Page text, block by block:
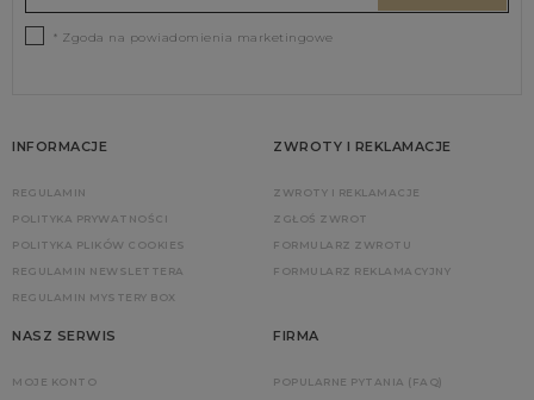
* Zgoda na powiadomienia marketingowe
INFORMACJE
REGULAMIN
POLITYKA PRYWATNOŚCI
POLITYKA PLIKÓW COOKIES
REGULAMIN NEWSLETTERA
REGULAMIN MYSTERY BOX
ZWROTY I REKLAMACJE
ZWROTY I REKLAMACJE
ZGŁOŚ ZWROT
FORMULARZ ZWROTU
FORMULARZ REKLAMACYJNY
NASZ SERWIS
MOJE KONTO
FIRMA
POPULARNE PYTANIA (FAQ)